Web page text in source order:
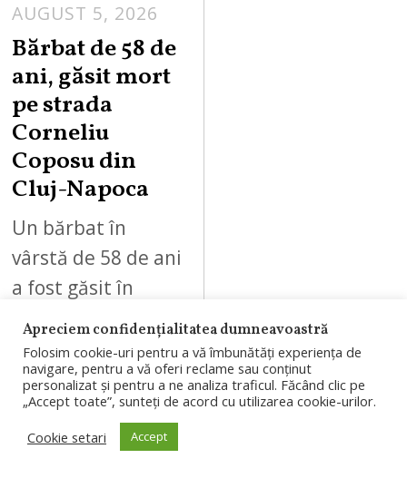
AUGUST 5, 2026
Bărbat de 58 de
ani, găsit mort
pe strada
Corneliu
Coposu din
Cluj-Napoca
Un bărbat în
vârstă de 58 de ani
a fost găsit în
stare de
inconștiență, marți
dimineață, 4
august 2026, pe
strada…
Apreciem confidențialitatea dumneavoastră
Folosim cookie-uri pentru a vă îmbunătăți experiența de
navigare, pentru a vă oferi reclame sau conținut
personalizat și pentru a ne analiza traficul. Făcând clic pe
„Accept toate”, sunteți de acord cu utilizarea cookie-urilor.
Cookie setari
Accept